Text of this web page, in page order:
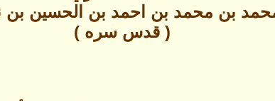
بن محمد بن احمد بن الحسين بن
( قدس سره )